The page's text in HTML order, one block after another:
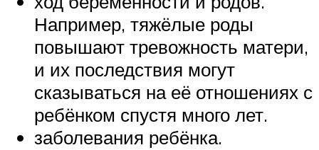
Например, тяжёлые роды
повышают тревожность матери,
и их последствия могут
сказываться на её отношениях с
ребёнком спустя много лет.
заболевания ребёнка.